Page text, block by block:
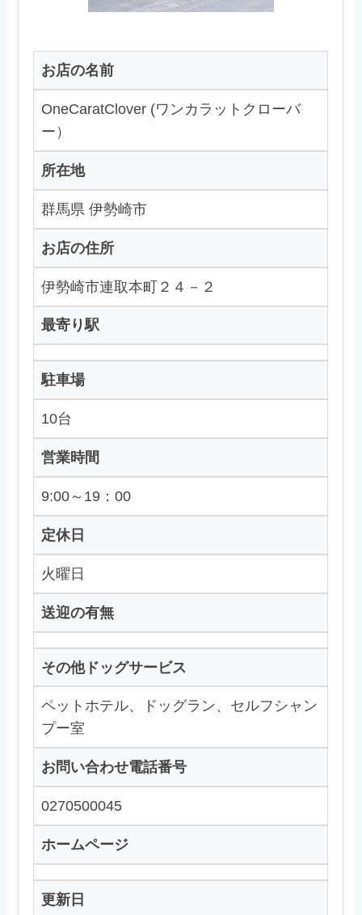
お店の名前
OneCaratClover (ワンカラットクローバ
ー）
所在地
群馬県 伊勢崎市
お店の住所
伊勢崎市連取本町２４－２
最寄り駅
駐車場
10台
営業時間
9:00～19：00
定休日
火曜日
送迎の有無
その他ドッグサービス
ペットホテル、ドッグラン、セルフシャン
プー室
お問い合わせ電話番号
0270500045
ホームページ
更新日